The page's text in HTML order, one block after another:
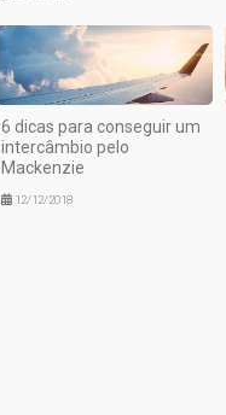
6 dicas para conseguir um
intercâmbio pelo
Mackenzie
12/12/2018